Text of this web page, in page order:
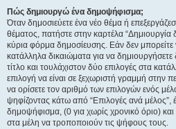
Πώς δημιουργώ ένα δημοψήφισμα;
Όταν δημοσιεύετε ένα νέο θέμα ή
θέματος, πατήστε στην καρτέλα
κύρια φόρμα δημοσίευσης. Εάν δεν μπορείτε
κατάλληλα δικαιώματα για να
τίτλο και τουλάχιστον δύο επιλογές στα
επιλογή να είναι σε ξεχωριστή γραμμή στην
να ορίσετε τον αριθμό των επιλογών ενός
ψηφίζοντας κάτω από “Επιλογές ανά μέλος”,
δημοψήφισμα, (0 για χωρίς χρονικό όριο) και
στα μέλη να τροποποιούν τις ψήφους τους.